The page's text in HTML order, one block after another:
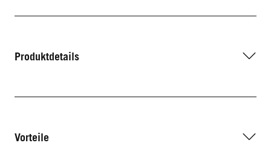
Produktdetails
Vorteile